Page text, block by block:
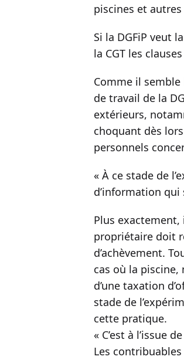
piscines et
Si la DGFiP veut
la CGT les
Comme il
de travail de la
extérieurs,
choquant dès
personnels
« À ce stade de
d’information
Plus exactement,
propriétaire doit
d’achèvement.
cas où la
d’une taxation
stade de
cette pratique.
« C’est à l’issue
Les